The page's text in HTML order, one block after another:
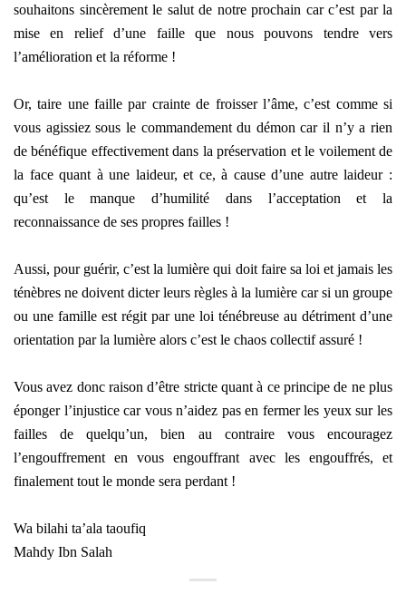
souhaitons sincèrement le salut de notre prochain car c’est par la
mise en relief d’une faille que nous pouvons tendre vers
l’amélioration et la réforme !
Or, taire une faille par crainte de froisser l’âme, c’est comme si
vous agissiez sous le commandement du démon car il n’y a rien
de bénéfique effectivement dans la préservation et le voilement de
la face quant à une laideur, et ce, à cause d’une autre laideur :
qu’est le manque d’humilité dans l’acceptation et la
reconnaissance de ses propres failles !
Aussi, pour guérir, c’est la lumière qui doit faire sa loi et jamais les
ténèbres ne doivent dicter leurs règles à la lumière car si un groupe
ou une famille est régit par une loi ténébreuse au détriment d’une
orientation par la lumière alors c’est le chaos collectif assuré !
Vous avez donc raison d’être stricte quant à ce principe de ne plus
éponger l’injustice car vous n’aidez pas en fermer les yeux sur les
failles de quelqu’un, bien au contraire vous encouragez
l’engouffrement en vous engouffrant avec les engouffrés, et
finalement tout le monde sera perdant !
Wa bilahi ta’ala taoufiq
Mahdy Ibn Salah